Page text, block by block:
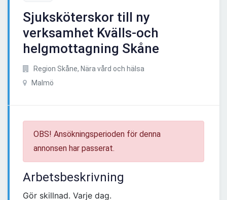
Sjuksköterskor till ny
verksamhet Kvälls-och
helgmottagning Skåne
Region Skåne, Nära vård och hälsa
Malmö
OBS! Ansökningsperioden för denna
annonsen har passerat.
Arbetsbeskrivning
Gör skillnad. Varje dag.